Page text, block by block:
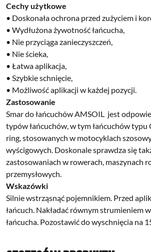
Cechy użytkowe
• Doskonała ochrona przed zużyciem i
• Wydłużona żywotność łańcucha,
• Nie przyciąga zanieczyszczeń,
• Nie ścieka,
• Łatwa aplikacja,
• Szybkie schnięcie,
• Możliwość aplikacji w każdej pozycji.
Zastosowanie
Smar do łańcuchów AMSOIL jest
typów łańcuchów, w tym łańcuchów typu
ring, stosowanych w motocyklach
wyścigowych. Doskonale sprawdza się
zastosowaniach w rowerach, maszynach
przemysłowych.
Wskazówki
Silnie wstrząsnąć pojemnikiem. Przed
łańcuch. Nakładać równym strumieniem
łańcucha. Pozostawić do wyschnięcia na